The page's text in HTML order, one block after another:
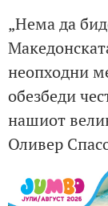
„Нема да
неопходни
обезбеди
нашиот
Оливер